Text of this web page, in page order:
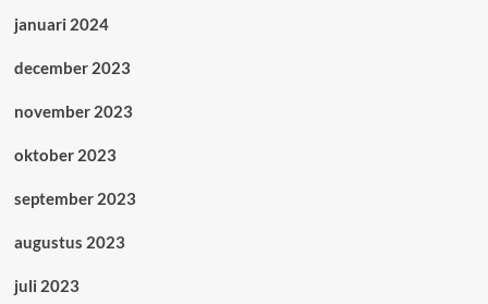
januari 2024
december 2023
november 2023
oktober 2023
september 2023
augustus 2023
juli 2023